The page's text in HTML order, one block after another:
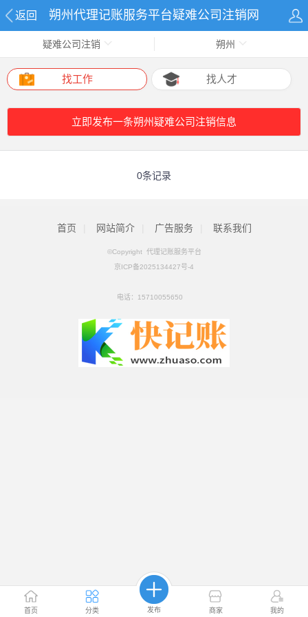
返回 朔州代理记账服务平台疑难公司注销网
首页 分类 发布 商家 我的
疑难公司注销 朔州
找工作 找人才
立即发布一条朔州疑难公司注销信息
0条记录
首页 网站简介 广告服务 联系我们
©Copyright 代理记账服务平台
京ICP备2025134427号-4
电话： 15710055650